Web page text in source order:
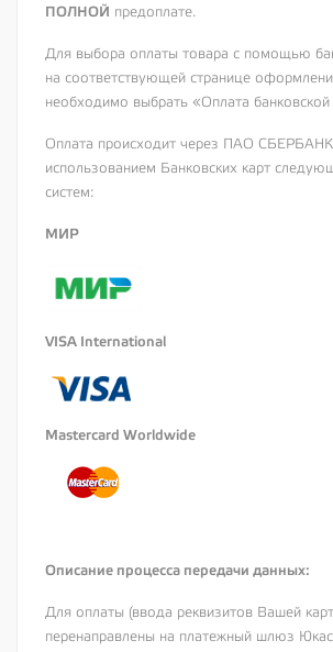
ПОЛНОЙ предоплате.
Для выбора оплаты товара с помощью
на соответствующей странице
необходимо выбрать «Оплата банковской
Оплата происходит через ПАО
использованием Банковских карт
систем:
МИР
VISA International
Mastercard Worldwide
Описание процесса передачи данных:
Для оплаты (ввода реквизитов Вашей
перенаправлены на платежный шлюз